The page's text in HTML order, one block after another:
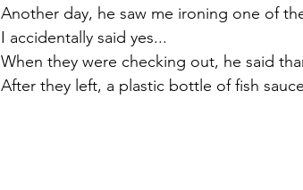
Another day, he saw me ironing one of
I accidentally said yes...
When they were checking out, he said
After they left, a plastic bottle of fish